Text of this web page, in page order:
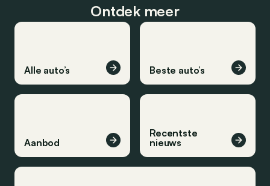
Ontdek meer
Alle auto’s Beste auto’s
Aanbod
Recentste
nieuws